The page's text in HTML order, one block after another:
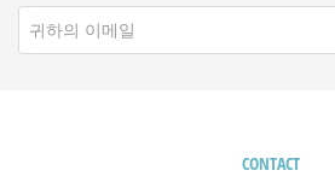
CONTACT